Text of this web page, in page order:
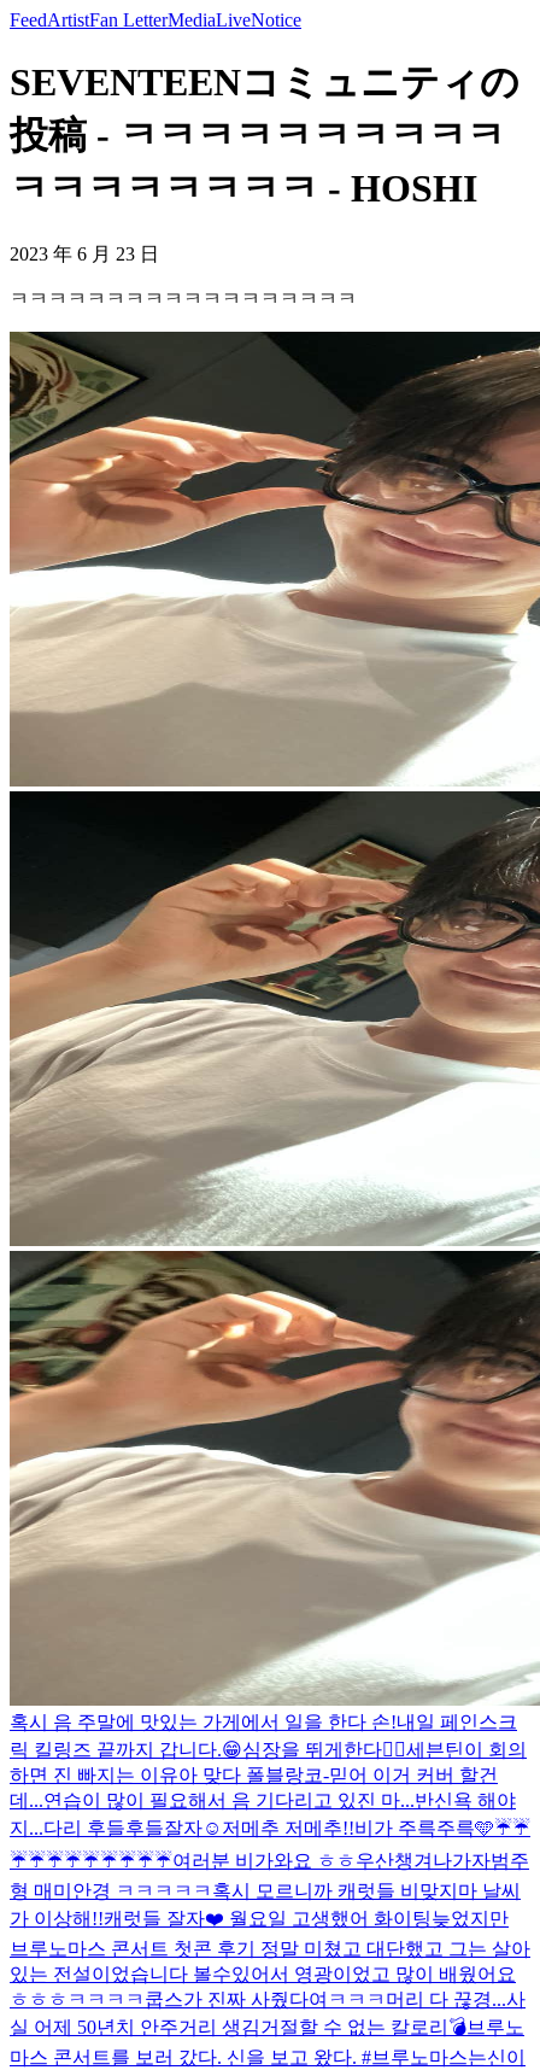
FeedArtistFan LetterMediaLiveNotice
SEVENTEENコミュニティの
投稿 - ㅋㅋㅋㅋㅋㅋㅋㅋㅋㅋ
ㅋㅋㅋㅋㅋㅋㅋㅋ - HOSHI
2023 年 6 月 23 日
ㅋㅋㅋㅋㅋㅋㅋㅋㅋㅋㅋㅋㅋㅋㅋㅋㅋㅋ
혹시 음 주말에 맛있는 가게에서 일을 한다 손!내일 페인스크
릭 킬링즈 끝까지 갑니다.😁심장을 뛰게한다❤️‍🔥세븐틴이 회의
하면 진 빠지는 이유아 맞다 폴블랑코-믿어 이거 커버 할건
데...연습이 많이 필요해서 음 기다리고 있진 마...반신욕 해야
지...다리 후들후들잘자☺️ 저메추 저메추!!비가 주륵주륵🩵☔️☔️
☔️☔️☔️☔️☔️☔️☔️☔️☔️여러분 비가와요 ㅎㅎ우산챙겨나가자범주
형 매미안경 ㅋㅋㅋㅋㅋ 혹시 모르니까 캐럿들 비맞지마 날씨
가 이상해!!캐럿들 잘자❤️ 월요일 고생했어 화이팅늦었지만
브루노마스 콘서트 첫콘 후기 정말 미쳤고 대단했고 그는 살아
있는 전설이었습니다 볼수있어서 영광이었고 많이 배웠어요
ㅎㅎㅎ ㅋㅋㅋㅋ쿱스가 진짜 사줬다여ㅋㅋㅋ 머리 다 끊경...사
실 어제 50년치 안주거리 생김거절할 수 없는 칼로리💣브루노
마스 콘서트를 보러 갔다. 신을 보고 왔다. #브루노마스는신이